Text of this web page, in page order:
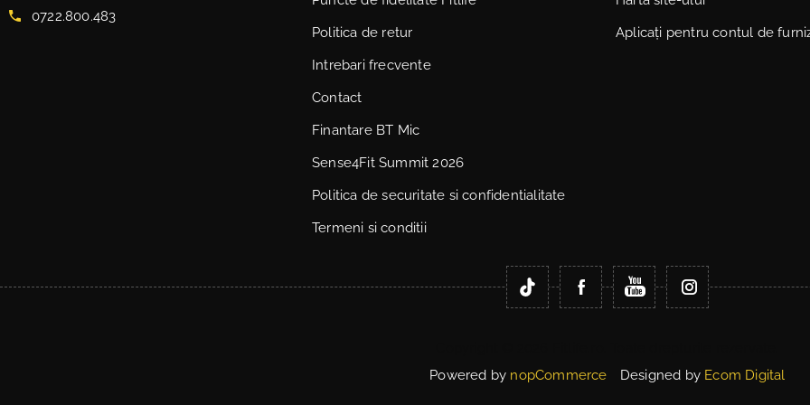
0722.800.483
Politica de retur
Intrebari frecvente
Contact
Finantare BT Mic
Sense4Fit Summit 2026
Politica de securitate si confidentialitate
Termeni si conditii
Aplicați pentru contul de
Powered by nopCommerce Designed by Ecom Digital